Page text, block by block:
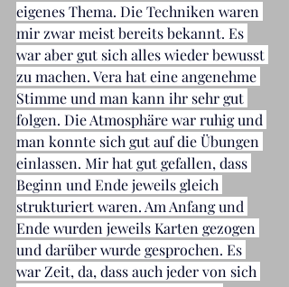
eigenes Thema. Die Techniken waren
mir zwar meist bereits bekannt. Es
war aber gut sich alles wieder bewusst
zu machen. Vera hat eine angenehme
Stimme und man kann ihr sehr gut
folgen. Die Atmosphäre war ruhig und
man konnte sich gut auf die Übungen
einlassen. Mir hat gut gefallen, dass
Beginn und Ende jeweils gleich
strukturiert waren. Am Anfang und
Ende wurden jeweils Karten gezogen
und darüber wurde gesprochen. Es
war Zeit, da, dass auch jeder von sich